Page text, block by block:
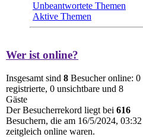
Unbeantwortete Themen
Aktive Themen
Wer ist online?
Insgesamt sind 8 Besucher online: 0
registrierte, 0 unsichtbare und 8
Gäste
Der Besucherrekord liegt bei 616
Besuchern, die am 16/5/2024, 03:32
zeitgleich online waren.